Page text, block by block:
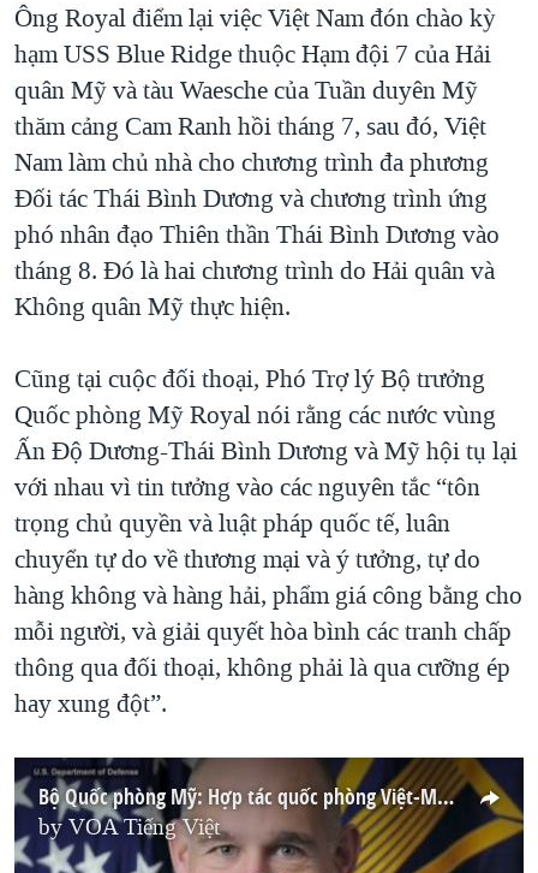
Ông Royal điểm lại việc Việt Nam đón chào kỳ
hạm USS Blue Ridge thuộc Hạm đội 7 của Hải
quân Mỹ và tàu Waesche của Tuần duyên Mỹ
thăm cảng Cam Ranh hồi tháng 7, sau đó, Việt
Nam làm chủ nhà cho chương trình đa phương
Đối tác Thái Bình Dương và chương trình ứng
phó nhân đạo Thiên thần Thái Bình Dương vào
tháng 8. Đó là hai chương trình do Hải quân và
Không quân Mỹ thực hiện.
Cũng tại cuộc đối thoại, Phó Trợ lý Bộ trưởng
Quốc phòng Mỹ Royal nói rằng các nước vùng
Ấn Độ Dương-Thái Bình Dương và Mỹ hội tụ lại
với nhau vì tin tưởng vào các nguyên tắc “tôn
trọng chủ quyền và luật pháp quốc tế, luân
chuyển tự do về thương mại và ý tưởng, tự do
hàng không và hàng hải, phẩm giá công bằng cho
mỗi người, và giải quyết hòa bình các tranh chấp
thông qua đối thoại, không phải là qua cưỡng ép
hay xung đột”.
Bộ Quốc phòng Mỹ: Hợp tác quốc phòng Việt-Mỹ đang gia tăng
byVOA Tiếng Việt